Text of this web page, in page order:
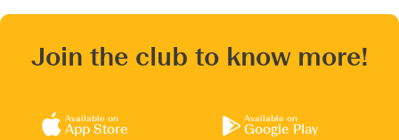
Join the club to know more!
Available on
App Store
Available on
Google Play